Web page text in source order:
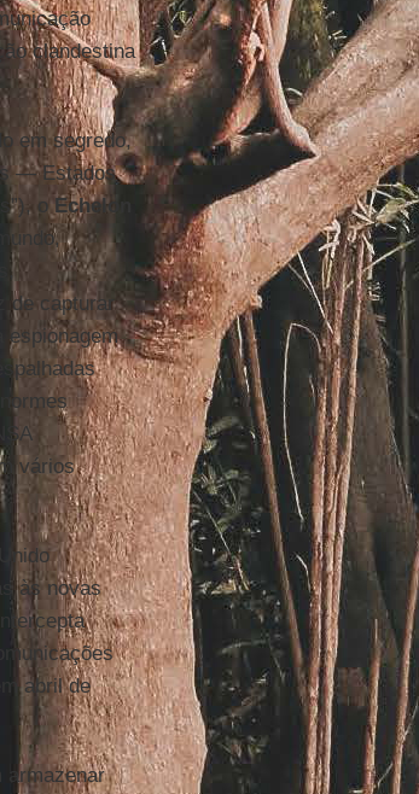
clandestina
em segredo,
— Estados
oEchelon
de capturar
espionagem
vários
às novas
abril de
armazenar